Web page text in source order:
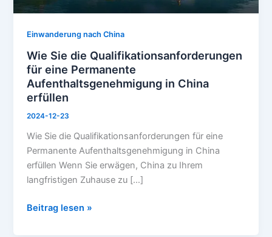
Einwanderung nach China
Wie Sie die Qualifikationsanforderungen
für eine Permanente
Aufenthaltsgenehmigung in China
erfüllen
2024-12-23
Wie Sie die Qualifikationsanforderungen für eine
Permanente Aufenthaltsgenehmigung in China
erfüllen Wenn Sie erwägen, China zu Ihrem
langfristigen Zuhause zu […]
Beitrag lesen »